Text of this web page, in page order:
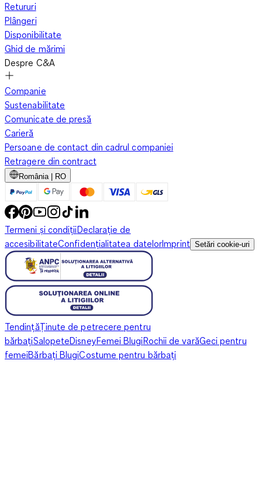
Retururi
Plângeri
Disponibilitate
Ghid de mărimi
Despre C&A
Companie
Sustenabilitate
Comunicate de presă
Carieră
Persoane de contact din cadrul companiei
Retragere din contract
România | RO
Termeni și condițiiDeclarație de
accesibilitateConfidențialitatea datelorImprint Setări cookie-uri
TendințăȚinute de petrecere pentru
bărbațiSalopeteDisneyFemei BlugiRochii de varăGeci pentru
femeiBărbați BlugiCostume pentru bărbați